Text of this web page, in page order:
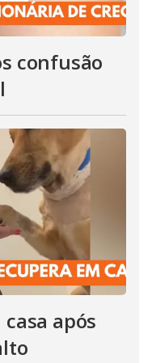
confusão
após